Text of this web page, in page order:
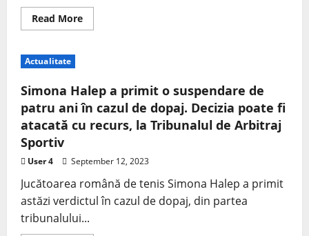
Read More
Actualitate
Simona Halep a primit o suspendare de
patru ani în cazul de dopaj. Decizia poate fi
atacată cu recurs, la Tribunalul de Arbitraj
Sportiv
User 4 September 12, 2023
Jucătoarea română de tenis Simona Halep a primit
astăzi verdictul în cazul de dopaj, din partea
tribunalului...